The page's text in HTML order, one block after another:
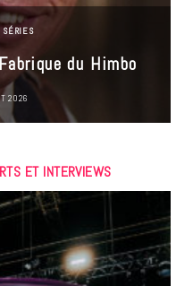
du Himbo
2026
ET INTERVIEWS